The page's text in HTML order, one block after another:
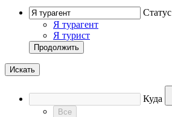
Статус
Я турагент
Я турист
Продолжить
Искать
Куда
Все